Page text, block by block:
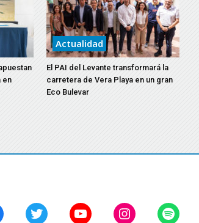
en
Actualidad
El PAI del Levante transformará la
carretera de Vera Playa en un gran
Eco Bulevar
TwitterYouTubeInstagramSpotify